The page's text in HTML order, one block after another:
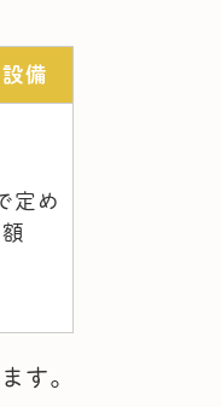
備
定め
す。